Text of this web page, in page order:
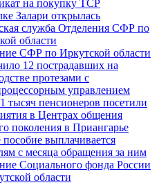
на покупку ТСР
Залари открылась
служба Отделения СФР по
области
СФР по Иркутской области
12 пострадавших на
протезами с
управлением
тысяч пенсионеров посетили
в Центрах общения
поколения в Приангарье
выплачивается
с месяца обращения за ним
Социального фонда России
области